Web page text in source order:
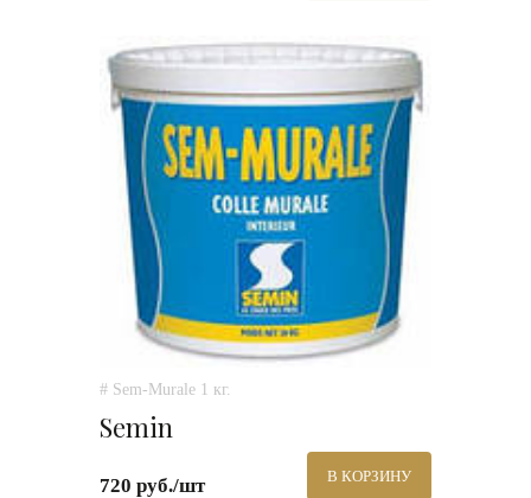
# Sem-Murale 1 кг.
Semin
720 руб./шт В КОРЗИНУ